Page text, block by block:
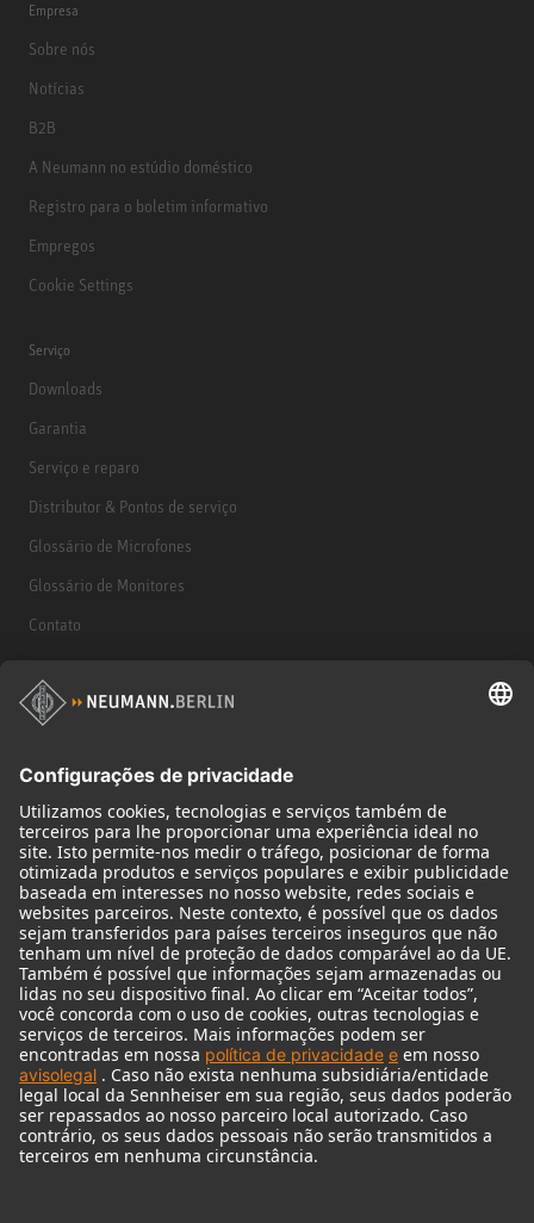
Empresa
Sobre nós
Notícias
B2B
A Neumann no estúdio doméstico
Registro para o boletim informativo
Empregos
Cookie Settings
Serviço
Downloads
Garantia
Serviço e reparo
Distributor & Pontos de serviço
Glossário de Microfones
Glossário de Monitores
Contato
Produtos
Microfones
Acessórios de microfone
Monitores
Acessórios de monitores
Fones de ouvido
Microfones históricos
Audio Interface